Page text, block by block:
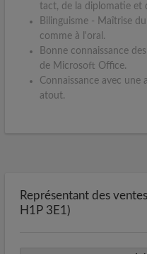
tact, de la diplomatie et
Bilinguisme - Maîtrise
comme à l'oral.
Bonne connaissance
de Microsoft Office.
Connaissance avec une
atout.
Représentant des
H1P 3E1)